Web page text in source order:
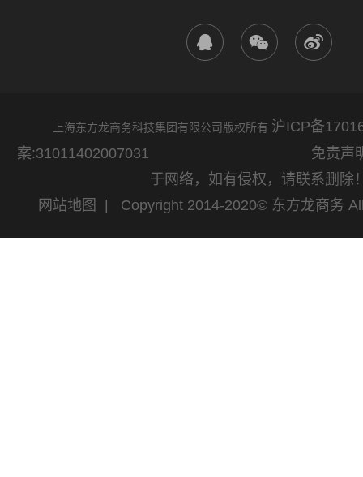
上海东方龙商务科技集团有限公司版权所有 沪ICP备
案:31011402007031 免责声明：网站
于网络，如有侵权，请联系删除
网站地图
| Copyright 2014-2020© 东方龙商务